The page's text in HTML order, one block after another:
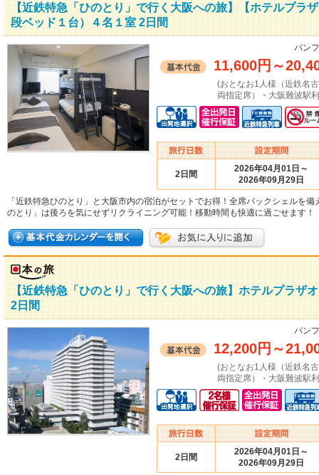
【近鉄特急「ひのとり」で行く大阪への旅】【ホテルプラ
段ベッド１台）４名１室 2日間
パン
11,600円 ～
(おとなお1人様（近鉄名
両指定席）・大阪難波駅
2日間
2026年04月01日～
2026年09月29日
「近鉄特急ひのとり」と大阪市内の宿泊がセットでお得！全席バックシェルを備
のとり」は後ろを気にせずリクライニング可能！移動時間も快適に過ごせます！
【近鉄特急「ひのとり」で行く大阪への旅】ホテルプラ
2日間
パン
12,200円 ～
(おとなお1人様（近鉄名
両指定席）・大阪難波駅
2日間
2026年04月01日～
2026年09月29日